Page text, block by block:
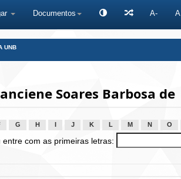
Documentos A- A
UNB
Soares Barbosa de
G H J K L M N O
entre com as primeiras letras: